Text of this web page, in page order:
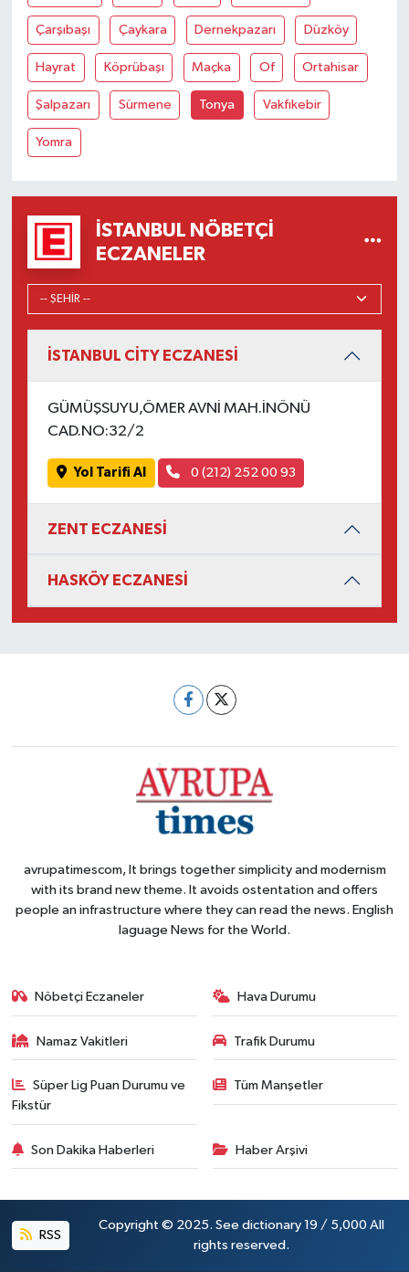
Çarşıbaşı Çaykara Dernekpazarı Düzköy
Hayrat Köprübaşı Maçka Of Ortahisar
Şalpazarı Sürmene Tonya Vakfıkebir
Yomra
İSTANBUL NÖBETÇI
ECZANELER
İSTANBUL CİTY ECZANESİ
GÜMÜŞSUYU,ÖMER AVNİ MAH.İNÖNÜ
CAD.NO:32/2
Yol Tarifi Al 0 (212) 252 00 93
ZENT ECZANESİ
HASKÖY ECZANESİ
avrupatimescom, It brings together simplicity and modernism
with its brand new theme. It avoids ostentation and offers
people an infrastructure where they can read the news. English
laguage News for the World.
Nöbetçi Eczaneler Hava Durumu
Namaz Vakitleri Trafik Durumu
Süper Lig Puan Durumu ve
Fikstür
Tüm Manşetler
Son Dakika Haberleri Haber Arşivi
RSS
Copyright © 2025. See dictionary 19 / 5,000 All
rights reserved.